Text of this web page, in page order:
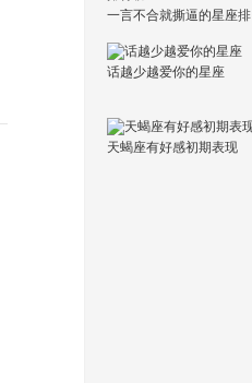
一言不合就撕逼的星座排
话越少越爱你的星座
天蝎座有好感初期表现